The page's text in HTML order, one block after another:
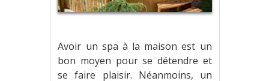
Avoir un spa à la maison est un
bon moyen pour se détendre et
se faire plaisir. Néanmoins, un